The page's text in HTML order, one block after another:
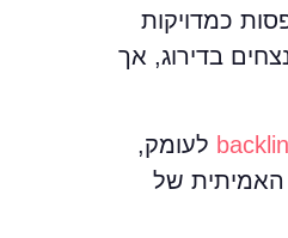
כמדויקות
בדירוג, אך
לעומק,
האמיתית של